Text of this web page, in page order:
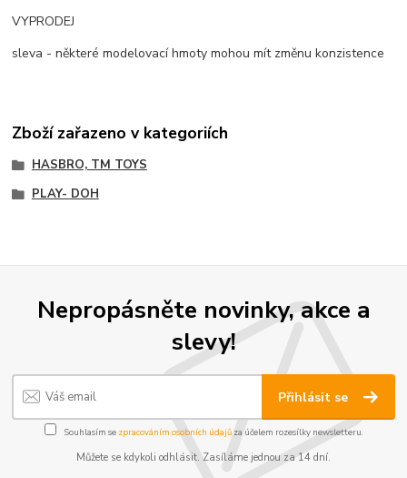
VYPRODEJ
sleva - některé modelovací hmoty mohou mít změnu konzistence
Zboží zařazeno v kategoriích
HASBRO, TM TOYS
PLAY- DOH
Nepropásněte novinky, akce a
slevy!
Přihlásit se
Souhlasím se zpracováním osobních údajůza účelem rozesílky newsletteru.
Můžete se kdykoli odhlásit. Zasíláme jednou za 14 dní.